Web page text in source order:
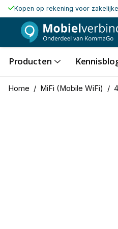
Kopen op rekening voor
Producten
Home / MiFi (Mobile WiFi) /